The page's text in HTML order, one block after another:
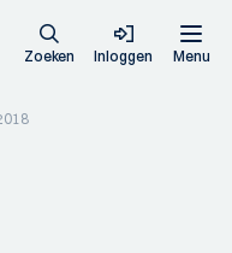
Zoeken Inloggen Menu